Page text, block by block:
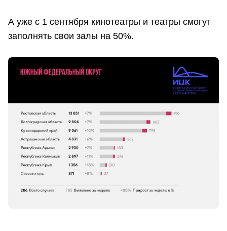
А уже с 1 сентября кинотеатры и театры смогут
заполнять свои залы на 50%.